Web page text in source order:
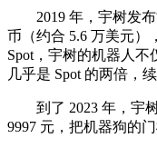
2019 年，宇树发布
币（约合 5.6 万美元）
Spot，宇树的机器人
几乎是 Spot 的两倍，
到了 2023 年，宇树
9997 元，把机器狗的